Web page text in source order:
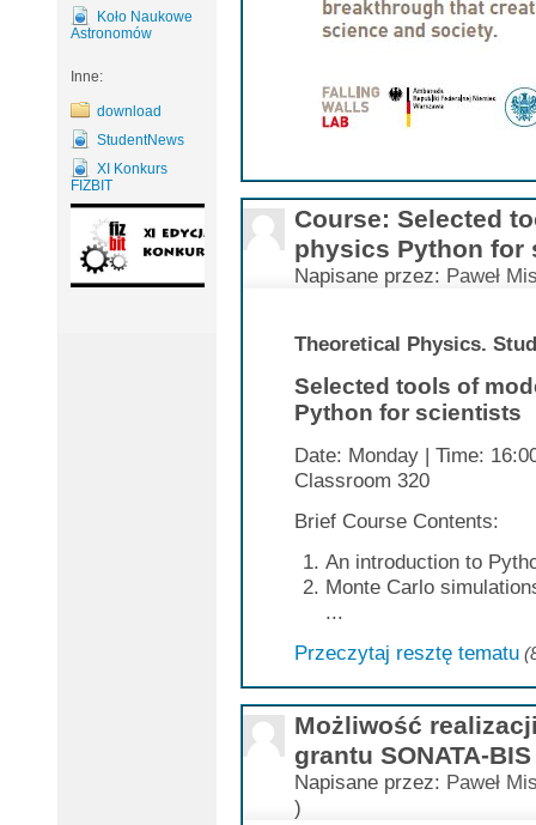
Course: Selected
physics Python for
Napisane przez: Paweł
Theoretical Physics.
Selected tools of
Python for scientists
Date: Monday | Time:
Classroom 320
Brief Course Contents:
An introduction to
Monte Carlo
...
Przeczytaj resztę tematu
Możliwość
grantu SONATA-BIS
Napisane przez: Paweł
)
Koło Naukowe
Astronomów
Inne:
download
StudentNews
XI Konkurs
FIZBIT